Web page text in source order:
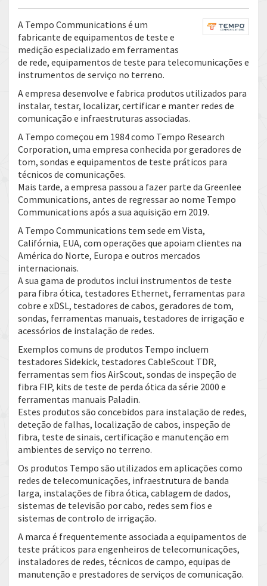
A Tempo Communications é um
fabricante de equipamentos de teste e
medição especializado em ferramentas
de rede, equipamentos de teste para telecomunicações e
instrumentos de serviço no terreno.
A empresa desenvolve e fabrica produtos utilizados para
instalar, testar, localizar, certificar e manter redes de
comunicação e infraestruturas associadas.
A Tempo começou em 1984 como Tempo Research
Corporation, uma empresa conhecida por geradores de
tom, sondas e equipamentos de teste práticos para
técnicos de comunicações.
Mais tarde, a empresa passou a fazer parte da Greenlee
Communications, antes de regressar ao nome Tempo
Communications após a sua aquisição em 2019.
A Tempo Communications tem sede em Vista,
Califórnia, EUA, com operações que apoiam clientes na
América do Norte, Europa e outros mercados
internacionais.
A sua gama de produtos inclui instrumentos de teste
para fibra ótica, testadores Ethernet, ferramentas para
cobre e xDSL, testadores de cabos, geradores de tom,
sondas, ferramentas manuais, testadores de irrigação e
acessórios de instalação de redes.
Exemplos comuns de produtos Tempo incluem
testadores Sidekick, testadores CableScout TDR,
ferramentas sem fios AirScout, sondas de inspeção de
fibra FIP, kits de teste de perda ótica da série 2000 e
ferramentas manuais Paladin.
Estes produtos são concebidos para instalação de redes,
deteção de falhas, localização de cabos, inspeção de
fibra, teste de sinais, certificação e manutenção em
ambientes de serviço no terreno.
Os produtos Tempo são utilizados em aplicações como
redes de telecomunicações, infraestrutura de banda
larga, instalações de fibra ótica, cablagem de dados,
sistemas de televisão por cabo, redes sem fios e
sistemas de controlo de irrigação.
A marca é frequentemente associada a equipamentos de
teste práticos para engenheiros de telecomunicações,
instaladores de redes, técnicos de campo, equipas de
manutenção e prestadores de serviços de comunicação.